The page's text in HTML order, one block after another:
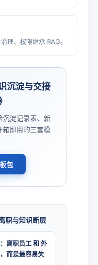
理、权限继承 RAG。
沉淀与交接
沉淀记录表、新
即用的三套模
包
职与知识断层
离职员工 和 外
而是最容易失